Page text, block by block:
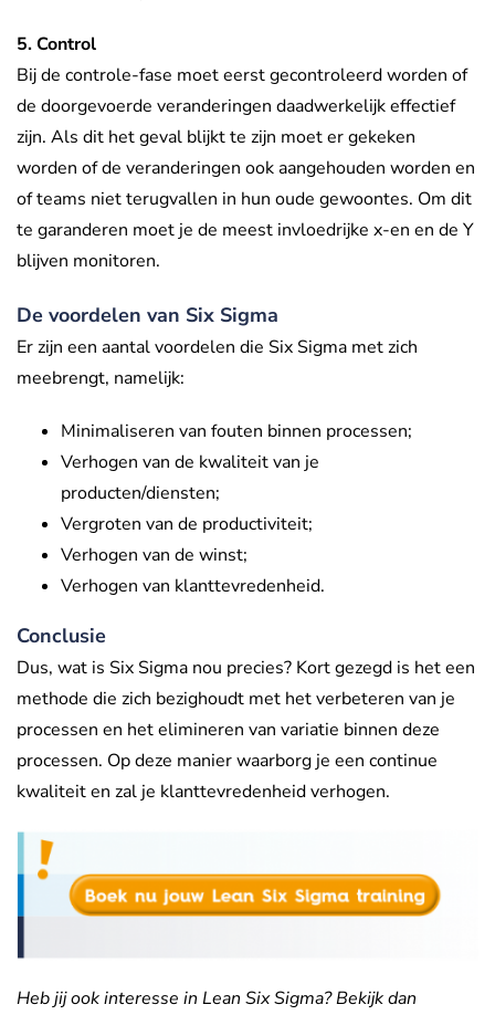
5. Control
Bij de controle-fase moet eerst gecontroleerd worden of
de doorgevoerde veranderingen daadwerkelijk effectief
zijn. Als dit het geval blijkt te zijn moet er gekeken
worden of de veranderingen ook aangehouden worden en
of teams niet terugvallen in hun oude gewoontes. Om dit
te garanderen moet je de meest invloedrijke x-en en de Y
blijven monitoren.
De voordelen van Six Sigma
Er zijn een aantal voordelen die Six Sigma met zich
meebrengt, namelijk:
Minimaliseren van fouten binnen processen;
Verhogen van de kwaliteit van je
producten/diensten;
Vergroten van de productiviteit;
Verhogen van de winst;
Verhogen van klanttevredenheid.
Conclusie
Dus, wat is Six Sigma nou precies? Kort gezegd is het een
methode die zich bezighoudt met het verbeteren van je
processen en het elimineren van variatie binnen deze
processen. Op deze manier waarborg je een continue
kwaliteit en zal je klanttevredenheid verhogen.
Heb jij ook interesse in Lean Six Sigma? Bekijk dan